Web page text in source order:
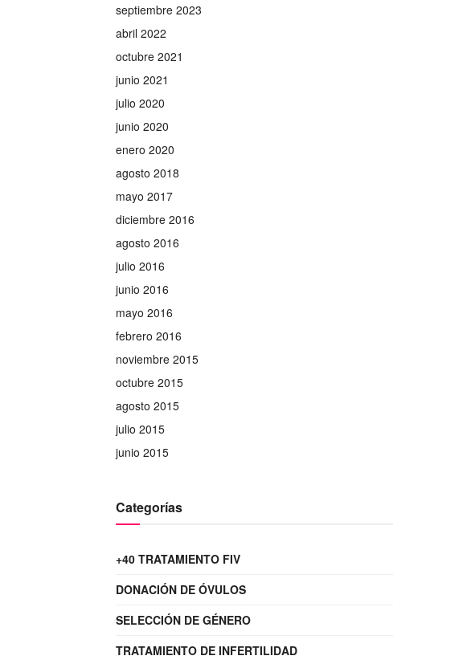
septiembre 2023
abril 2022
octubre 2021
junio 2021
julio 2020
junio 2020
enero 2020
agosto 2018
mayo 2017
diciembre 2016
agosto 2016
julio 2016
junio 2016
mayo 2016
febrero 2016
noviembre 2015
octubre 2015
agosto 2015
julio 2015
junio 2015
Categorías
+40 TRATAMIENTO FIV
DONACIÓN DE ÓVULOS
SELECCIÓN DE GÉNERO
TRATAMIENTO DE INFERTILIDAD